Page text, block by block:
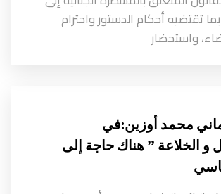
تقتضيه أحكام الدستور واحترام
واستحضار
محمد أوزين:في
و الخلاعة ” هناك حاجة إلى